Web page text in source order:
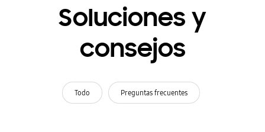
Soluciones y
consejos
Todo Preguntas frecuentes